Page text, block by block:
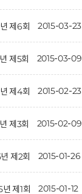
제6회 2015-03-23
제5회 2015-03-09
제4회 2015-02-23
제3회 2015-02-09
제2회 2015-01-26
제1회 2015-01-12